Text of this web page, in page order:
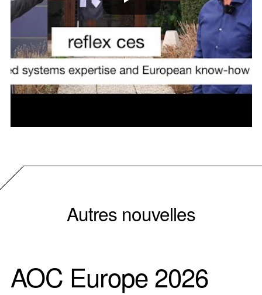
Autres nouvelles
AOC Europe 2026